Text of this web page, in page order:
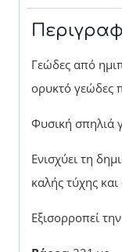
Γεώδες από
ορυκτό γεώδες
Φυσική σπηλιά
Ενισχύει τη
καλής τύχης
Εξισορροπεί